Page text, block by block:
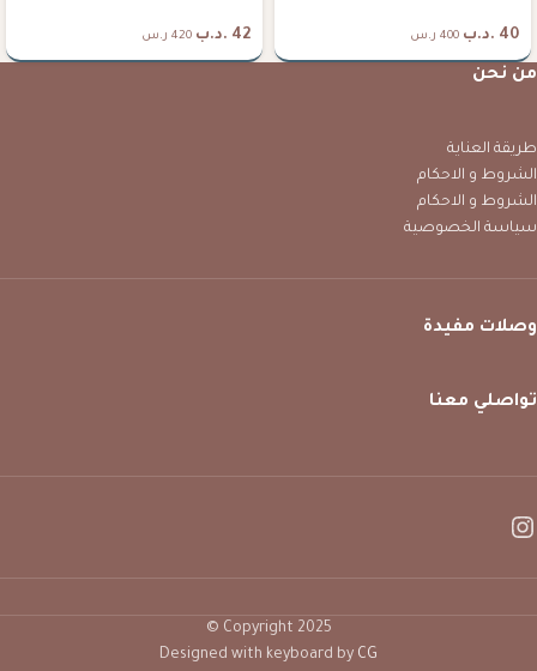
40 .د.ب 400 ر.س 42 .د.ب 420 ر.س
من نحن
طريقة العناية
الشروط و الاحكام
الشروط و الاحكام
سياسة الخصوصية
وصلات مفيدة
تواصلي معنا
Copyright 2025 ©
Designed with keyboard by CG